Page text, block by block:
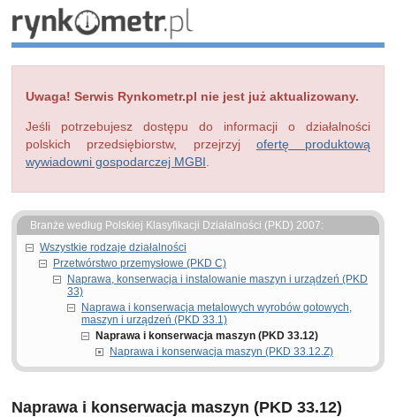
Uwaga! Serwis Rynkometr.pl nie jest już aktualizowany.
Jeśli potrzebujesz dostępu do informacji o działalności
polskich przedsiębiorstw, przejrzyj ofertę produktową
wywiadowni gospodarczej MGBI
Branże według Polskiej Klasyfikacji Działalności (PKD) 2007:
Wszystkie rodzaje działalności
Przetwórstwo przemysłowe (PKD C)
Naprawa, konserwacja i instalowanie maszyn i urządzeń (PKD
33)
Naprawa i konserwacja metalowych wyrobów gotowych,
maszyn i urządzeń (PKD 33.1)
Naprawa i konserwacja maszyn (PKD 33.12)
Naprawa i konserwacja maszyn (PKD 33.12.Z)
Naprawa i konserwacja maszyn (PKD 33.12)